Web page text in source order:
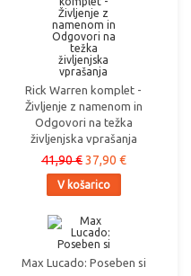
Rick Warren komplet -
Življenje z namenom in
Odgovori na težka
življenjska vprašanja
41,90 €37,90 €
V košarico
Max Lucado: Poseben si